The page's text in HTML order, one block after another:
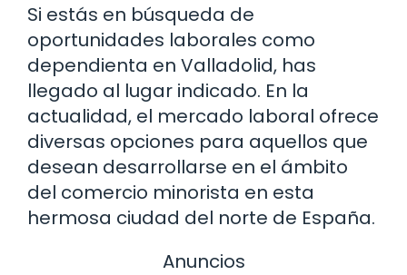
Si estás en búsqueda de
oportunidades laborales como
dependienta en Valladolid, has
llegado al lugar indicado. En la
actualidad, el mercado laboral ofrece
diversas opciones para aquellos que
desean desarrollarse en el ámbito
del comercio minorista en esta
hermosa ciudad del norte de España.
Anuncios